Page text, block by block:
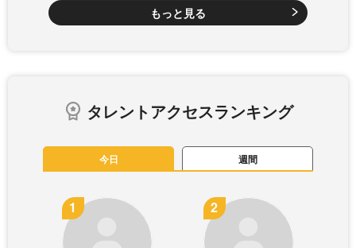
もっと見る
タレントアクセスランキング
今日 週間